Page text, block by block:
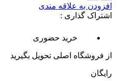
افزودن به علاقه مندی
اشتراک گذاری :
خرید حضوری
از فروشگاه اصلی تحویل بگیرید
رایگان